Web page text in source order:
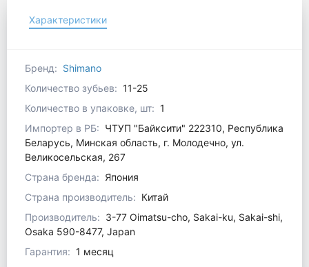
Характеристики
Бренд: Shimano
Количество зубьев: 11-25
Количество в упаковке, шт: 1
Импортер в РБ: ЧТУП "Байксити" 222310, Республика
Беларусь, Минская область, г. Молодечно, ул.
Великосельская, 267
Страна бренда: Япония
Страна производитель: Китай
Производитель: 3-77 Oimatsu-cho, Sakai-ku, Sakai-shi,
Osaka 590-8477, Japan
Гарантия: 1 месяц